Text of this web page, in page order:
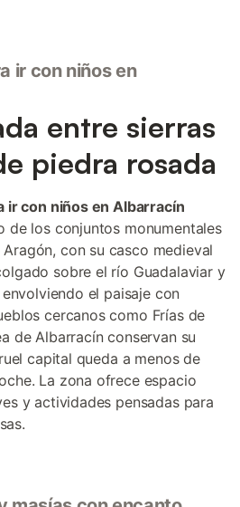
ir con niños en
entre sierras
piedra rosada
ir con niños en Albarracín
de los conjuntos monumentales
con su casco medieval
sobre el río Guadalaviar y
el paisaje con
cercanos como Frías de
de Albarracín conservan su
capital queda a menos de
La zona ofrece espacio
y actividades pensadas para